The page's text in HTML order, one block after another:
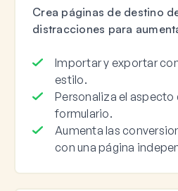
Crea páginas de destino
distracciones para
Importar y exportar
estilo.
Personaliza el aspecto
formulario.
Aumenta las
con una página